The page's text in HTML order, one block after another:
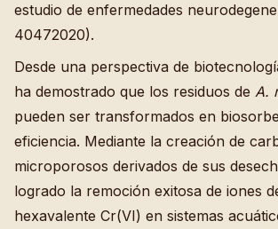
estudio de enfermedades
40472020).
Desde una perspectiva de
ha demostrado que los residuos de A.
pueden ser transformados en
eficiencia. Mediante la creación de
microporosos derivados de sus
logrado la remoción exitosa de iones
hexavalente Cr(VI) en sistemas